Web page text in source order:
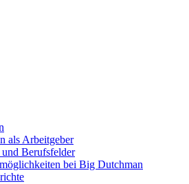
als Arbeitgeber
und Berufsfelder
bei Big Dutchman